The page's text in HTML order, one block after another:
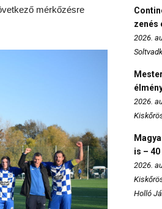
mérkőzésre
zenés
2026.
2026.
is –
2026.
Holló